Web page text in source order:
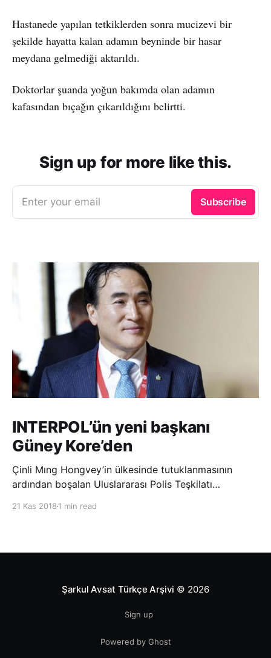
Hastanede yapılan tetkiklerden sonra mucizevi bir
şekilde hayatta kalan adamın beyninde bir hasar
meydana gelmediği aktarıldı.
Doktorlar şuanda yoğun bakımda olan adamın
kafasından bıçağın çıkarıldığını belirtti.
Sign up for more like this.
Enter your email Subscribe
INTERPOL’ün yeni başkanı
Güney Kore’den
Çinli Mıng Hongvey’in ülkesinde tutuklanmasının
ardından boşalan Uluslararası Polis Teşkilatı
21 Kas 2018 1 min read
Şarkul Avsat Türkçe Arşivi © 2026
Sign up
Powered by Ghost